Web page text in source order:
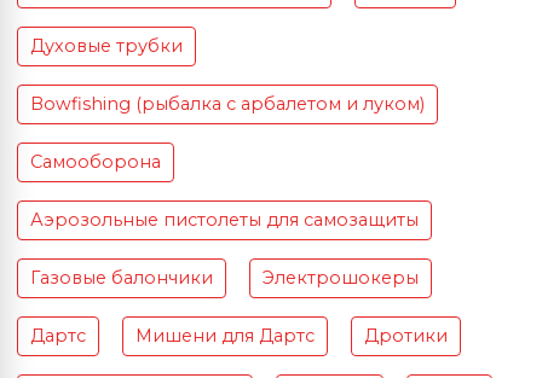
Духовые трубки
Bowfishing (рыбалка с арбалетом и луком)
Самооборона
Аэрозольные пистолеты для самозащиты
Газовые балончики Электрошокеры
Дартс Мишени для Дартс Дротики